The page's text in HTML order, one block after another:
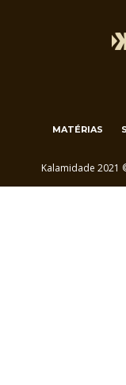
MATÉRIAS
Kalamidade 2021